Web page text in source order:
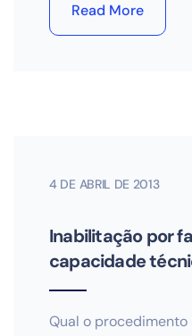
Read More
4 DE ABRIL DE 2013
Inabilitação por
capacidade
Qual o